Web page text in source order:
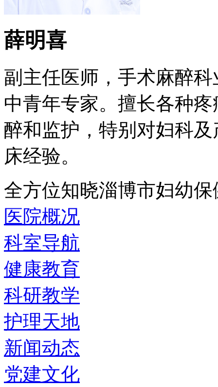
薛明喜
副主任医师，手术麻醉
中青年专家。擅长各种
醉和监护，特别对妇科
床经验。
全方位知晓淄博市妇幼
医院概况
科室导航
健康教育
科研教学
护理天地
新闻动态
党建文化